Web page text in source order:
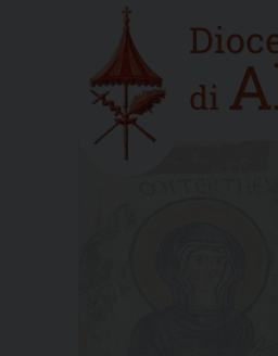
Home
new